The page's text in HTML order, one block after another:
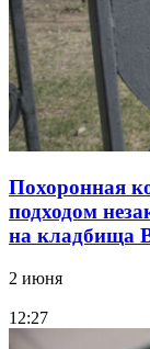
Похоронная
подходом
на кладбища
2 июня
12:27